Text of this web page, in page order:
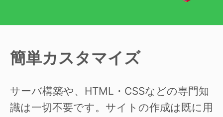
簡単カスタマイズ
サーバ構築や、HTML・CSSなどの専門知
識は一切不要です。サイトの作成は既に用